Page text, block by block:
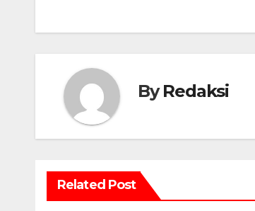
ByRedaksi
Related Post